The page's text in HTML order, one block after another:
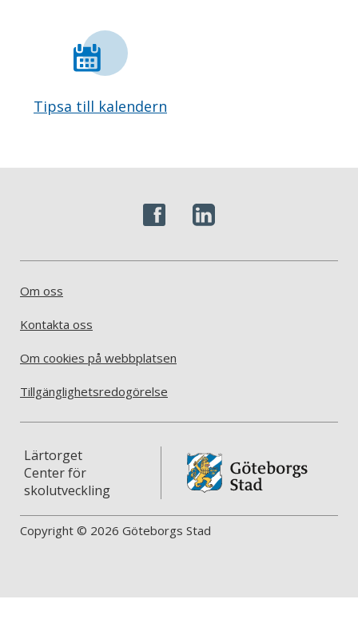
Tipsa till kalendern
Om oss
Kontakta oss
Om cookies på webbplatsen
Tillgänglighetsredogörelse
Lärtorget
Center för
skolutveckling
Copyright © 2026 Göteborgs Stad